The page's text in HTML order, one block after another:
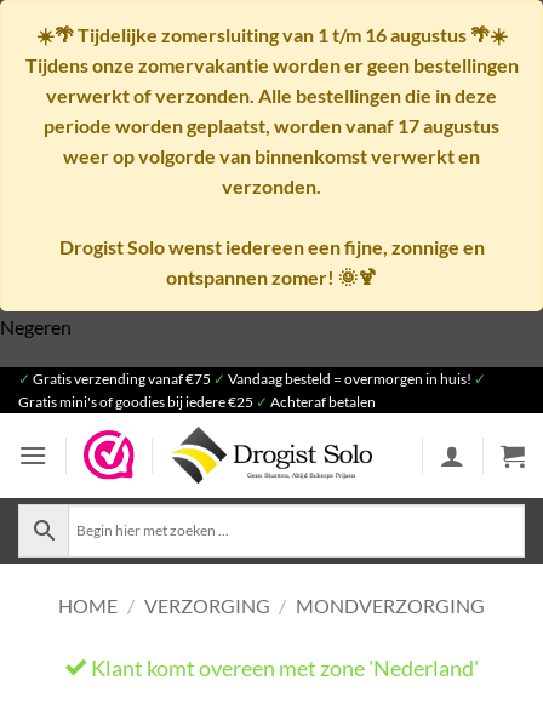
☀️🌴Tijdelijke zomersluiting van 1 t/m 16 augustus🌴☀️
Tijdens onze zomervakantie worden er geen bestellingen
verwerkt of verzonden. Alle bestellingen die in deze
periode worden geplaatst, worden vanaf 17 augustus
weer op volgorde van binnenkomst verwerkt en
verzonden.
Drogist Solo wenst iedereen een fijne, zonnige en
ontspannen zomer! 🌞🍹
Negeren
Ga
naar
✓ Gratis verzending vanaf €75 ✓ Vandaag besteld = overmorgen in huis! ✓
Gratis mini's of goodies bij iedere €25 ✓ Achteraf betalen
HOME / VERZORGING / MONDVERZORGING
Klant komt overeen met zone 'Nederland'